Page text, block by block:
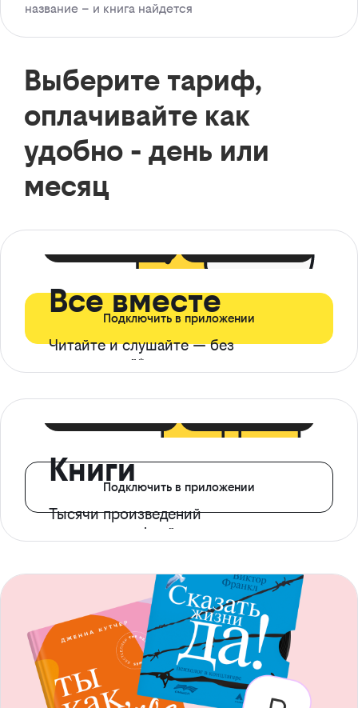
название – и книга найдется
Выберите тариф,
оплачивайте как
удобно - день или
месяц
Все вместе
Читайте и слушайте — без
ограничений*
Подключить в приложении
Книги
Тысячи произведений
с доступом офлайн
Подключить в приложении